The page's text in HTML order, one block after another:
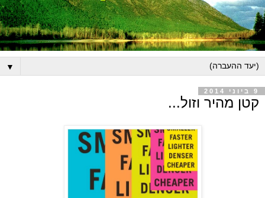
▼
9 ביוני 2014
קטן מהיר וזול...